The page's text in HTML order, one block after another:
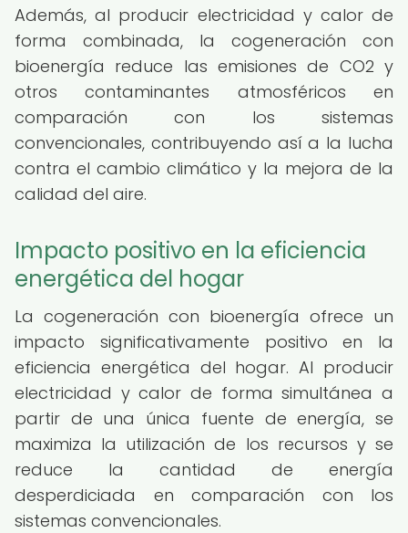
Además, al producir electricidad y calor de
forma combinada, la cogeneración con
bioenergía reduce las emisiones de CO2 y
otros contaminantes atmosféricos en
comparación con los sistemas
convencionales, contribuyendo así a la lucha
contra el cambio climático y la mejora de la
calidad del aire.
Impacto positivo en la eficiencia
energética del hogar
La cogeneración con bioenergía ofrece un
impacto significativamente positivo en la
eficiencia energética del hogar. Al producir
electricidad y calor de forma simultánea a
partir de una única fuente de energía, se
maximiza la utilización de los recursos y se
reduce la cantidad de energía
desperdiciada en comparación con los
sistemas convencionales.